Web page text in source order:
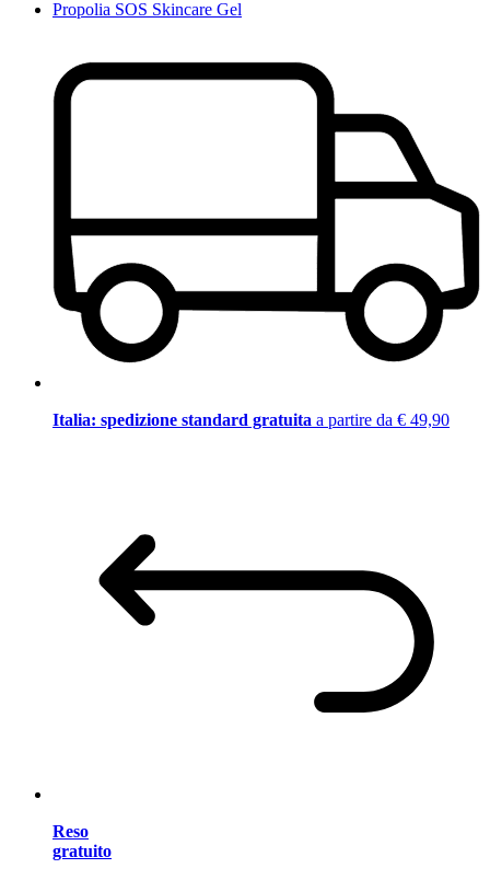
Propolia SOS Skincare Gel
Italia: spedizione standard gratuita a partire da € 49,90
Reso
gratuito